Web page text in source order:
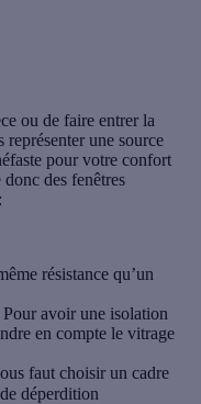
ou de faire entrer la
représenter une source
pour votre confort
des fenêtres
:
résistance qu’un
Pour avoir une isolation
en compte le vitrage
faut choisir un cadre
de déperdition